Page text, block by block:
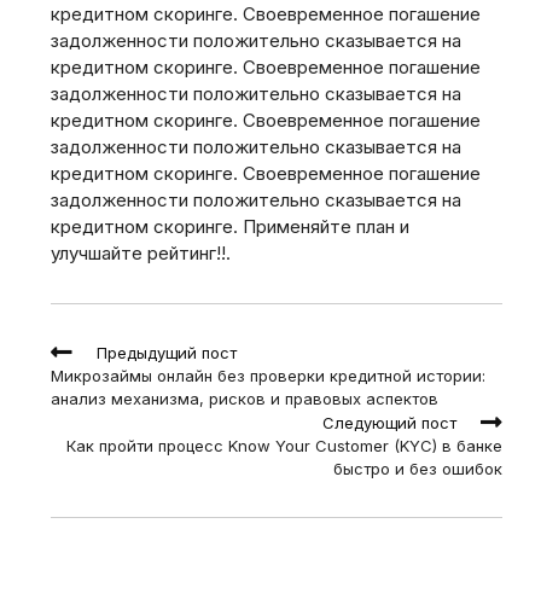
кредитном скоринге. Своевременное погашение
задолженности положительно сказывается на
кредитном скоринге. Своевременное погашение
задолженности положительно сказывается на
кредитном скоринге. Своевременное погашение
задолженности положительно сказывается на
кредитном скоринге. Своевременное погашение
задолженности положительно сказывается на
кредитном скоринге. Применяйте план и
улучшайте рейтинг!!.
Read
more
articles
Предыдущий пост
Микрозаймы онлайн без проверки кредитной истории:
анализ механизма, рисков и правовых аспектов
Следующий пост
Как пройти процесс Know Your Customer (KYC) в банке
быстро и без ошибок